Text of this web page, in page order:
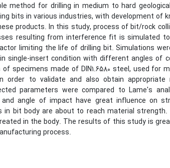
method for drilling in medium to hard
bits in various industries, with development of
products. In this study, process of bit/rock
resulting from interference fit is simulated
limiting the life of drilling bit. Simulations
single-insert condition with different angles of
of specimens made of DIN1.6580 steel, used for
order to validate and also obtain
parameters were compared to Lame's
and angle of impact have great influence on
bit body are about to reach material strength.
in the body. The results of this study is
process.